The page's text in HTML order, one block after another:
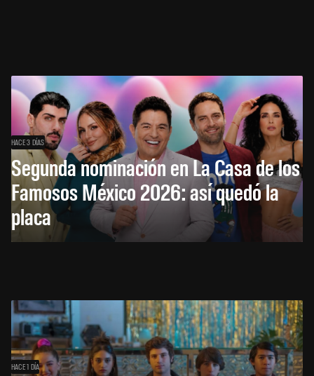
HACE 3 DÍAS
Segunda nominación en La Casa de los
Famosos México 2026: así quedó la
placa
HACE 1 DÍA